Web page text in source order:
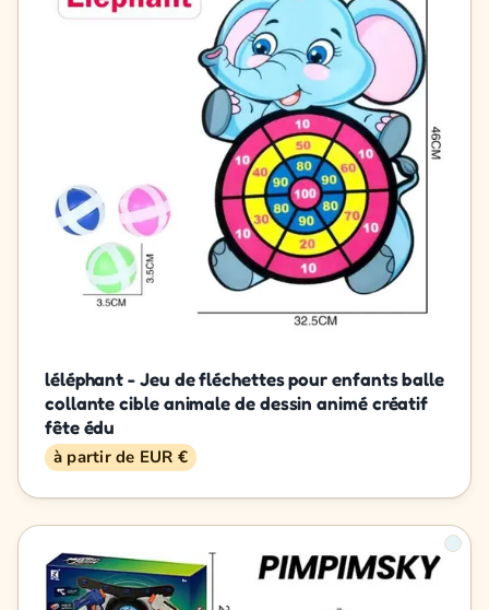
léléphant - Jeu de fléchettes pour enfants balle
collante cible animale de dessin animé créatif
fête édu
à partir de EUR €